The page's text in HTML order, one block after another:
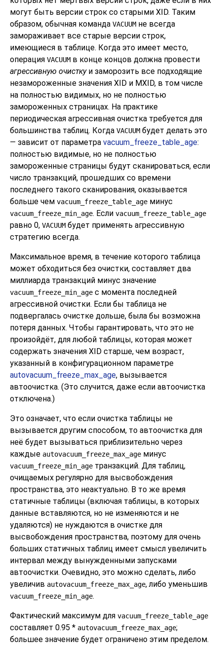
могут быть версии строк со старыми XID. Таким
образом, обычная команда VACUUM не всегда
замораживает все старые версии строк,
имеющиеся в таблице. Когда это имеет место,
операция VACUUM в конце концов должна провести
агрессивную очисткуи заморозить все подходящие
незамороженные значения XID и MXID, в том числе
на полностью видимых, но не полностью
замороженных страницах. На практике
периодическая агрессивная очистка требуется для
большинства таблиц. Когда VACUUM будет делать это
— зависит от параметра vacuum_freeze_table_age:
полностью видимые, но не полностью
замороженные страницы будут сканироваться, если
число транзакций, прошедших со времени
последнего такого сканирования, оказывается
больше чем vacuum_freeze_table_age минус
vacuum_freeze_min_age. Если vacuum_freeze_table_age
равно 0, VACUUM будет применять агрессивную
стратегию всегда.
Максимальное время, в течение которого таблица
может обходиться без очистки, составляет два
миллиарда транзакций минус значение
vacuum_freeze_min_age с момента последней
агрессивной очистки. Если бы таблица не
подвергалась очистке дольше, была бы возможна
потеря данных. Чтобы гарантировать, что это не
произойдёт, для любой таблицы, которая может
содержать значения XID старше, чем возраст,
указанный в конфигурационном параметре
autovacuum_freeze_max_age, вызывается
автоочистка. (Это случится, даже если автоочистка
отключена.)
Это означает, что если очистка таблицы не
вызывается другим способом, то автоочистка для
неё будет вызываться приблизительно через
каждые autovacuum_freeze_max_age минус
vacuum_freeze_min_age транзакций. Для таблиц,
очищаемых регулярно для высвобождения
пространства, это неактуально. В то же время
статичные таблицы (включая таблицы, в которых
данные вставляются, но не изменяются и не
удаляются) не нуждаются в очистке для
высвобождения пространства, поэтому для очень
больших статичных таблиц имеет смысл увеличить
интервал между вынужденными запусками
автоочистки. Очевидно, это можно сделать, либо
увеличив autovacuum_freeze_max_age, либо уменьшив
vacuum_freeze_min_age.
Фактический максимум для vacuum_freeze_table_age
составляет 0.95 * autovacuum_freeze_max_age;
большее значение будет ограничено этим пределом.